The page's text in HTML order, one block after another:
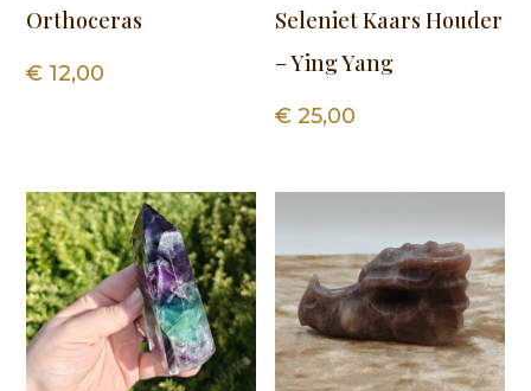
Orthoceras
€ 12,00
Seleniet Kaars Houder
– Ying Yang
€ 25,00